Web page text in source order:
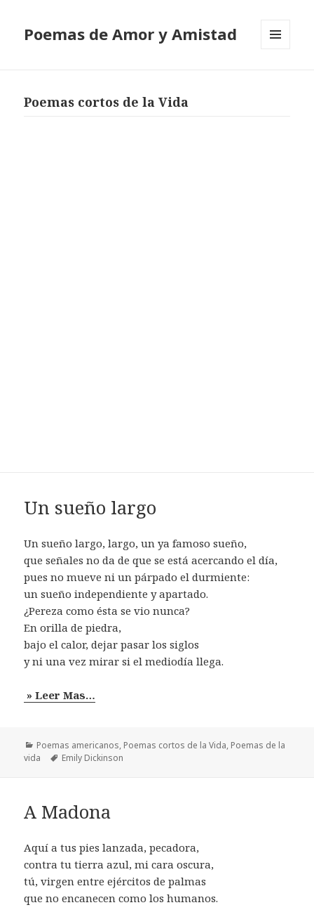
Poemas de Amor y Amistad
Poemas cortos de la Vida
Un sueño largo
Un sueño largo, largo, un ya famoso sueño,
que señales no da de que se está acercando el día,
pues no mueve ni un párpado el durmiente:
un sueño independiente y apartado.
¿Pereza como ésta se vio nunca?
En orilla de piedra,
bajo el calor, dejar pasar los siglos
y ni una vez mirar si el mediodía llega.
» Leer Mas…
Categorías
Poemas americanos, Poemas cortos de la Vida, Poemas de la
vida
Etiquetas
Emily Dickinson
A Madona
Aquí a tus pies lanzada, pecadora,
contra tu tierra azul, mi cara oscura,
tú, virgen entre ejércitos de palmas
que no encanecen como los humanos.